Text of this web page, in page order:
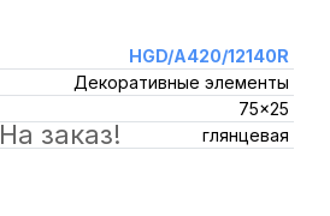
HGD/A420/12140R
Декоративные элементы
75x25
глянцевая
На заказ!